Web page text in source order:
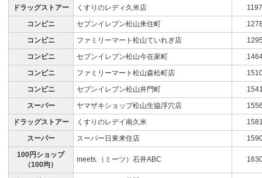
ドラッグストアー
くすりのレディ久米店
コンビニ
セブンイレブン松山来住町
コンビニ
ファミリーマート松山ていれぎ店
コンビニ
セブンイレブン松山今在家町
コンビニ
ファミリーマート松山森松町店
コンビニ
セブンイレブン松山井門町
スーパー
ヤマザキショップ松山生協浮穴店
ドラッグストアー
くすりのレデイ南久米
スーパー
スーパー日東来住店
100円ショップ
（100均）
meets.（ミーツ）石井ABC